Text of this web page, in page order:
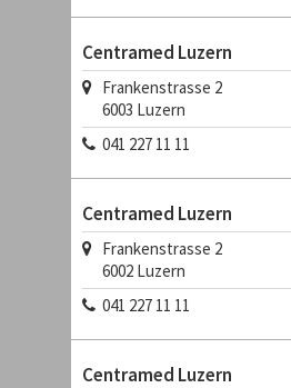
Centramed Luzern
Frankenstrasse 2
6003 Luzern
041 227 11 11
Centramed Luzern
Frankenstrasse 2
6002 Luzern
041 227 11 11
Centramed Luzern